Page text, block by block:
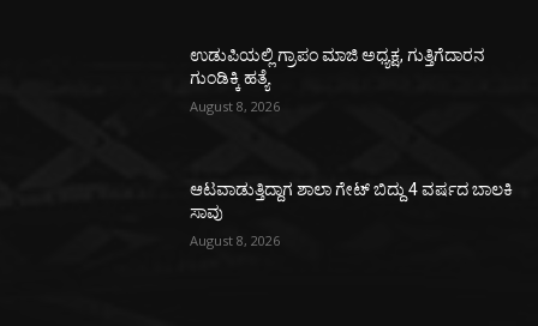
ಉಡುಪಿಯಲ್ಲಿ ಗ್ರಾಪಂ ಮಾಜಿ ಅಧ್ಯಕ್ಷ, ಗುತ್ತಿಗೆದಾರನ
ಗುಂಡಿಕ್ಕಿ ಹತ್ಯೆ
August 8, 2026
ಆಟವಾಡುತ್ತಿದ್ದಾಗ ಶಾಲಾ ಗೇಟ್‌ ಬಿದ್ದು 4 ವರ್ಷದ ಬಾಲಕಿ
ಸಾವು
August 8, 2026